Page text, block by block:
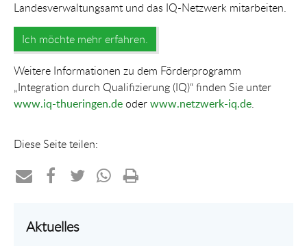
Landesverwaltungsamt und das IQ-Netzwerk mitarbeiten.
Ich möchte mehr erfahren.
Weitere Informationen zu dem Förderprogramm
„Integration durch Qualifizierung (IQ)“ finden Sie unter
www.iq-thueringen.deoderwww.netzwerk-iq.de.
Diese Seite teilen:
perauf
Aktuelles